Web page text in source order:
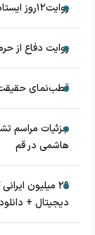
روایت۱۲روز ایستادگی یگان‌های ویژه فراجا
روایت دفاع از
قطب‌نمای
جزئیات مراسم
هاشمی در قم
۲۹ میلیون
دیجیتال + دانلود